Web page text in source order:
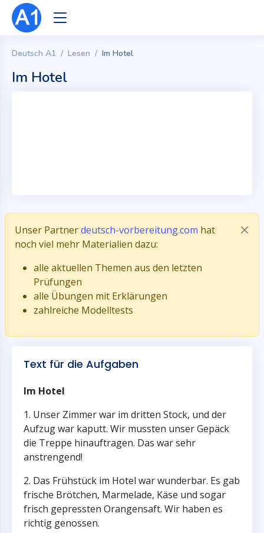
Deutsch A1 Lesen Im Hotel
Im Hotel
Unser Partnerdeutsch-vorbereitung.com hat
noch viel mehr Materialien dazu:
alle aktuellen Themen aus den letzten
Prüfungen
alle Übungen mit Erklärungen
zahlreiche Modelltests
Text für die Aufgaben
Im Hotel
1. Unser Zimmer war im dritten Stock, und der
Aufzug war kaputt. Wir mussten unser Gepäck
die Treppe hinauftragen. Das war sehr
anstrengend!
2. Das Frühstück im Hotel war wunderbar. Es gab
frische Brötchen, Marmelade, Käse und sogar
frisch gepressten Orangensaft. Wir haben es
richtig genossen.